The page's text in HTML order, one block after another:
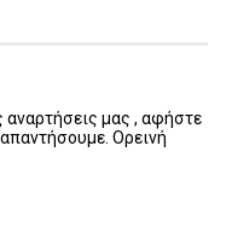
αναρτήσεις μας , αφήστε
Ορεινή